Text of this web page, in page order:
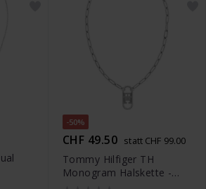
-50%
CHF 49.50 statt CHF 99.00
Tommy Hilfiger TH
Monogram Halskette -